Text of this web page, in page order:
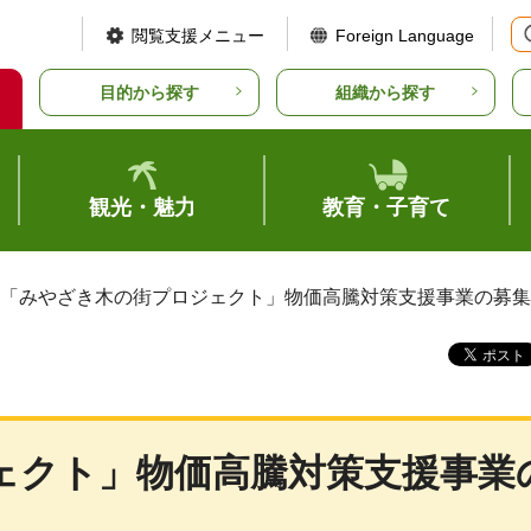
閲覧支援メニュー Foreign Language
目的から探す 組織から探す
観光・魅力 教育・子育て
みやざき木の街プロジェクト」物価高騰対策支援事業の募
ト」物価高騰対策支援事業